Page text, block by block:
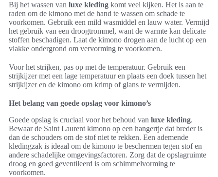
Bij het wassen van luxe kleding komt veel kijken. Het is aan te
raden om de kimono met de hand te wassen om schade te
voorkomen. Gebruik een mild wasmiddel en lauw water. Vermijd
het gebruik van een droogtrommel, want de warmte kan delicate
stoffen beschadigen. Laat de kimono drogen aan de lucht op een
vlakke ondergrond om vervorming te voorkomen.
Voor het strijken, pas op met de temperatuur. Gebruik een
strijkijzer met een lage temperatuur en plaats een doek tussen het
strijkijzer en de kimono om krimp of glans te vermijden.
Het belang van goede opslag voor kimono’s
Goede opslag is cruciaal voor het behoud van luxe kleding.
Bewaar de Saint Laurent kimono op een hangertje dat breder is
dan de schouders om de stof niet te rekken. Een ademende
kledingzak is ideaal om de kimono te beschermen tegen stof en
andere schadelijke omgevingsfactoren. Zorg dat de opslagruimte
droog en goed geventileerd is om schimmelvorming te
voorkomen.